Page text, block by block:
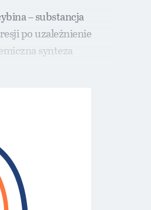
– substancja
po uzależnienie
synteza